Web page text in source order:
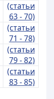
(статьи
63 - 70)
(статьи
71 - 78)
(статьи
79 - 82)
(статьи
83 - 85)